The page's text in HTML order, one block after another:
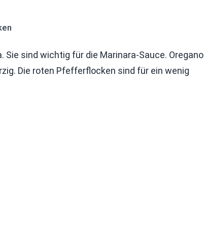
Sie sind wichtig für die Marinara-Sauce. Oregano
Die roten Pfefferflocken sind für ein wenig